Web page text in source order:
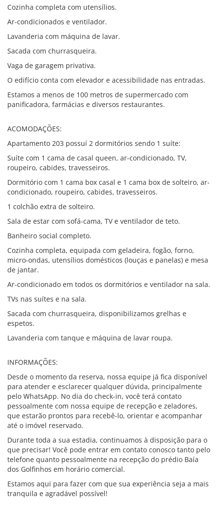
Cozinha completa com utensílios.
Ar-condicionados e ventilador.
Lavanderia com máquina de lavar.
Sacada com churrasqueira.
Vaga de garagem privativa.
O edifício conta com elevador e acessibilidade nas entradas.
Estamos a menos de 100 metros de supermercado com
panificadora, farmácias e diversos restaurantes.
ACOMODAÇÕES:
Apartamento 203 possuí 2 dormitórios sendo 1 suíte:
Suíte com 1 cama de casal queen, ar-condicionado, TV,
roupeiro, cabides, travesseiros.
Dormitório com 1 cama box casal e 1 cama box de solteiro, ar-
condicionado, roupeiro, cabides, travesseiros.
1 colchão extra de solteiro.
Sala de estar com sofá-cama, TV e ventilador de teto.
Banheiro social completo.
Cozinha completa, equipada com geladeira, fogão, forno,
micro-ondas, utensílios domésticos (louças e panelas) e mesa
de jantar.
Ar-condicionado em todos os dormitórios e ventilador na sala.
TVs nas suítes e na sala.
Sacada com churrasqueira, disponibilizamos grelhas e
espetos.
Lavanderia com tanque e máquina de lavar roupa.
INFORMAÇÕES:
Desde o momento da reserva, nossa equipe já fica disponível
para atender e esclarecer qualquer dúvida, principalmente
pelo WhatsApp. No dia do check-in, você terá contato
pessoalmente com nossa equipe de recepção e zeladores,
que estarão prontos para recebê-lo, orientar e acompanhar
até o imóvel reservado.
Durante toda a sua estadia, continuamos à disposição para o
que precisar! Você pode entrar em contato conosco tanto pelo
telefone quanto pessoalmente na recepção do prédio Baía
dos Golfinhos em horário comercial.
Estamos aqui para fazer com que sua experiência seja a mais
tranquila e agradável possível!